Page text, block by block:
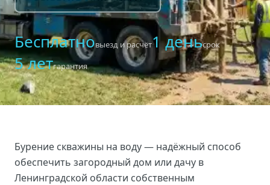
Бесплатновыезд и расчёт1 деньсрок
5 летгарантия
Бурение скважины на воду — надёжный способ
обеспечить загородный дом или дачу в
Ленинградской области собственным